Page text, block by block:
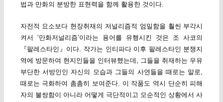
법과 만화의 분방한 표현력을 함께 활용한 것이다.
자전적 요소보다 현장취재의 저널리즘적 엄밀함을 훨씬 부각시
켜서 ‘만화저널리즘’이라는 용어를 유행시킨 것은 조 사코의
『팔레스타인』이다. 작가는 인티파다 이후 팔레스타인 분쟁지
역에 방문하여 현지인들을 인터뷰했는데, 그들을 취재하는 우유
부단한 서방인인 자신의 모습과 그들의 사연들을 때로는 말로,
때로는 극화하여 촘촘히 보여준다. 이 작품도 역시 단순히 피해
자의 불쌍함이 아니라 어떻게 극단적이고 모순적인 상황에서 사